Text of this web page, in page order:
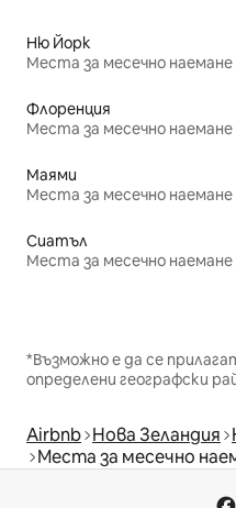
Ню Йорк
Места за месечно наемане
Флоренция
Места за месечно наемане
Маями
Места за месечно наемане
Сиатъл
Места за месечно наемане
*Възможно е да се
определени географски
Airbnb Нова Зеландия
Места за месечно